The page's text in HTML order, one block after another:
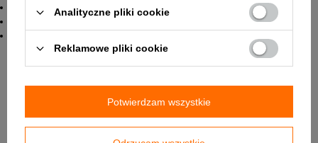
Producent Hetta
Kod produktu G-HW/120-I
Analityczne pliki cookie
Reklamowe pliki cookie
Potwierdzam wszystkie